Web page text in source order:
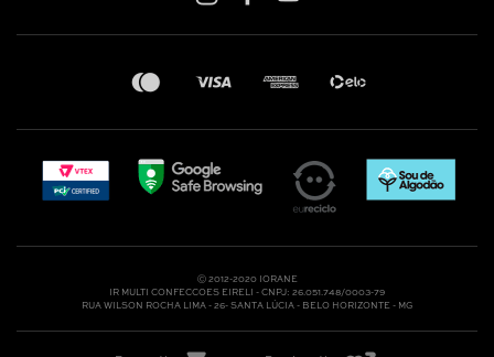
Whatsapp: (31) 97219-6604
Nossas Lojas
Ⓒ 2012-2020 IORANE
IR MULTI CONFECCOES EIRELI - CNPJ: 26.051.748/0003-79
RUA WILSON ROCHA LIMA - 26- SANTA LÚCIA - BELO HORIZONTE - MG